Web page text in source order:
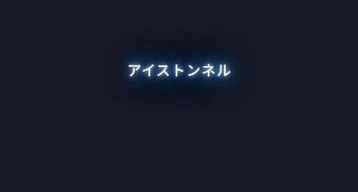
アイストンネル